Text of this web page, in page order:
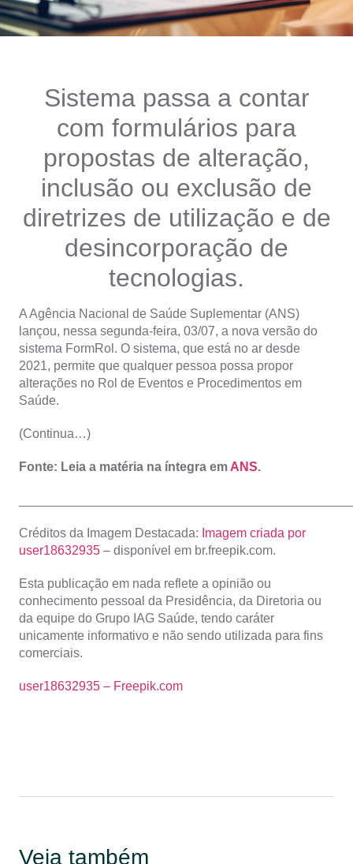
Sistema passa a contar
com formulários para
propostas de alteração,
inclusão ou exclusão de
diretrizes de utilização e de
desincorporação de
tecnologias.
A Agência Nacional de Saúde Suplementar (ANS)
lançou, nessa segunda-feira, 03/07, a nova versão do
sistema FormRol. O sistema, que está no ar desde
2021, permite que qualquer pessoa possa propor
alterações no Rol de Eventos e Procedimentos em
Saúde.
(Continua…)
Fonte: Leia a matéria na íntegra em ANS.
Créditos da Imagem Destacada: Imagem criada por
user18632935 – disponível em br.freepik.com.
Esta publicação em nada reflete a opinião ou
conhecimento pessoal da Presidência, da Diretoria ou
da equipe do Grupo IAG Saúde, tendo caráter
unicamente informativo e não sendo utilizada para fins
comerciais.
user18632935 – Freepik.com
Veja também